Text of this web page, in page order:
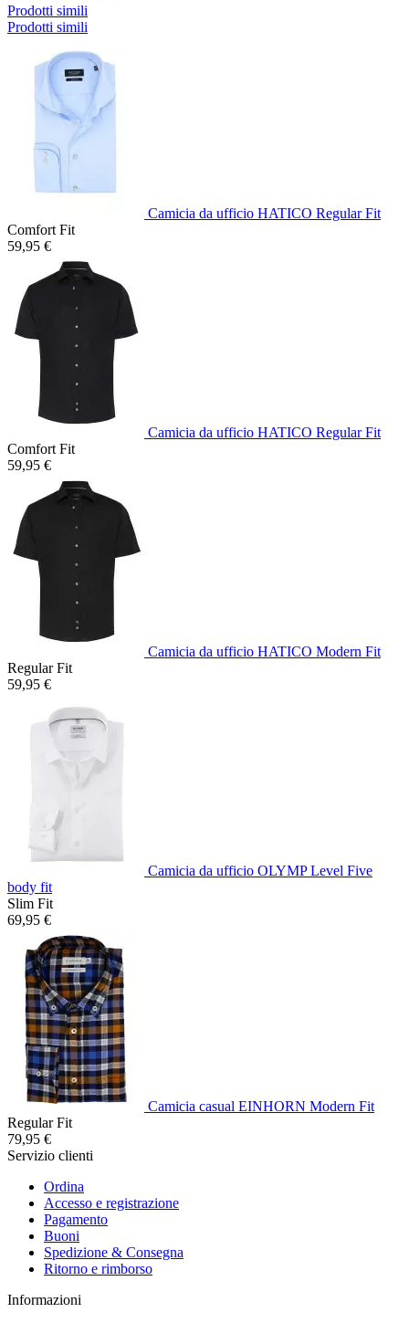
Prodotti simili
Prodotti simili
Camicia da ufficio HATICO Regular Fit
Comfort Fit
59,95 €
Camicia da ufficio HATICO Regular Fit
Comfort Fit
59,95 €
Camicia da ufficio HATICO Modern Fit
Regular Fit
59,95 €
Camicia da ufficio OLYMP Level Five
body fit
Slim Fit
69,95 €
Camicia casual EINHORN Modern Fit
Regular Fit
79,95 €
Servizio clienti
Ordina
Accesso e registrazione
Pagamento
Buoni
Spedizione & Consegna
Ritorno e rimborso
Informazioni